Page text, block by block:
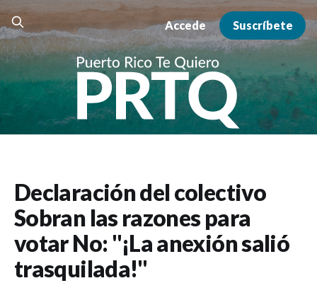
Accede Suscríbete
Declaración del colectivo
Sobran las razones para
votar No: "¡La anexión salió
trasquilada!"